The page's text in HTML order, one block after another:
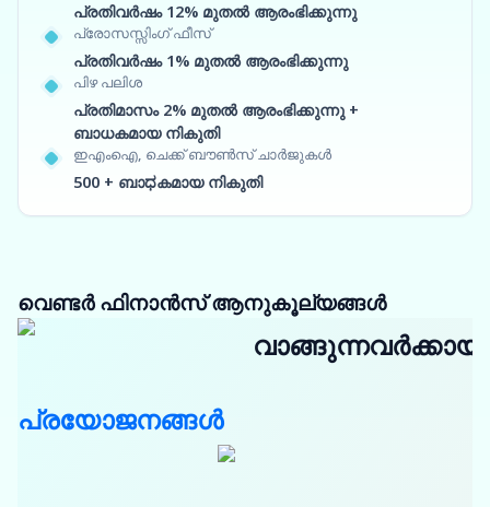
പ്രതിവർഷം 12% മുതൽ ആരംഭിക്കുന്നു
പ്രോസസ്സിംഗ് ഫീസ്
പ്രതിവർഷം 1% മുതൽ ആരംഭിക്കുന്നു
പിഴ പലിശ
പ്രതിമാസം 2% മുതൽ ആരംഭിക്കുന്നു +
ബാധകമായ നികുതി
ഇഎംഐ, ചെക്ക് ബൗൺസ് ചാർജുകൾ
500 + ബാಧകമായ നികുതി
വെണ്ടർ ഫിനാൻസ് ആനുകൂല്യങ്ങൾ
വാങ്ങുന്നവർക്കായി
പ്രയോജനങ്ങൾ